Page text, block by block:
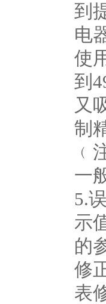
到
电
使
到
又
制
﹙
一
5.
示
的
修
表